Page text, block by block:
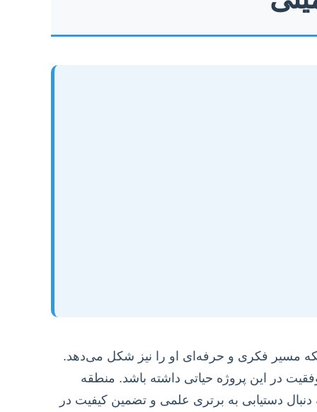
مسیر فکری و حرفه‌ای او را نیز شکل می‌دهد.
در این پروژه حیاتی داشته باشد. منطقه
دستیابی به برتری علمی و تضمین کیفیت در